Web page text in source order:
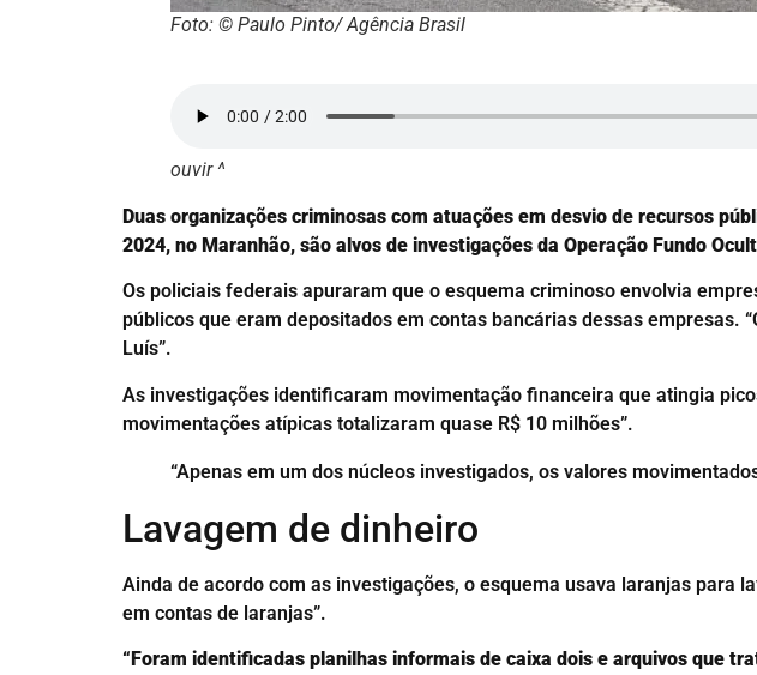
Foto: © Paulo Pinto/ Agência Brasil
ouvir ^
Duas organizações criminosas com atuações em desvio de recursos
2024, no Maranhão, são alvos de investigações da Operação Fundo
Os policiais federais apuraram que o esquema criminoso envolvia
públicos que eram depositados em contas bancárias dessas empresas.
Luís”.
As investigações identificaram movimentação financeira que atingia
movimentações atípicas totalizaram quase R$ 10 milhões”.
“Apenas em um dos núcleos investigados, os valores
Lavagem de dinheiro
Ainda de acordo com as investigações, o esquema usava laranjas para
em contas de laranjas”.
“Foram identificadas planilhas informais de caixa dois e arquivos que